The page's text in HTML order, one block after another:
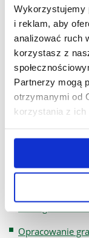
Wykorzystujemy
i reklam, aby
analizować ruch
korzystasz z
Partnerzy mogą
otrzymanymi od
korzystania z ich
gatunki
PRZEDMIOTY
Semestr
Adaptacje
Energia
lądowych
Inwazje w
Krótka historia
Opracowanie